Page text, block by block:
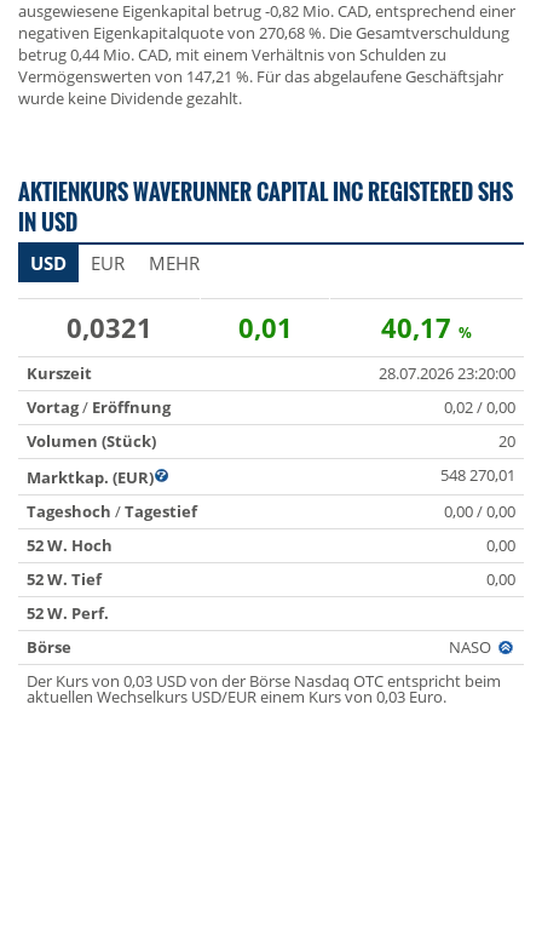
ausgewiesene Eigenkapital betrug -0,82 Mio. CAD, entsprechend einer
negativen Eigenkapitalquote von 270,68 %. Die Gesamtverschuldung
betrug 0,44 Mio. CAD, mit einem Verhältnis von Schulden zu
Vermögenswerten von 147,21 %. Für das abgelaufene Geschäftsjahr
wurde keine Dividende gezahlt.
AKTIENKURS WAVERUNNER CAPITAL INC REGISTERED SHS
IN USD
USD EUR MEHR
0,0321 0,01 40,17 %
Kurszeit
28.07.2026 23:20:00
Vortag/ Eröffnung
0,02 / 0,00
Volumen (Stück)
20
Marktkap. (EUR)
548 270,01
Tageshoch /Tagestief
0,00 / 0,00
52 W. Hoch
0,00
52 W. Tief
0,00
52 W. Perf.
Börse
NASO
Der Kurs von 0,03 USD von der Börse Nasdaq OTC entspricht beim
aktuellen Wechselkurs USD/EUR einem Kurs von 0,03 Euro.